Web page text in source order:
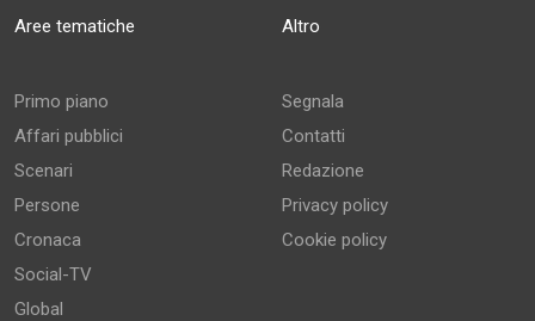
Aree tematiche
Primo piano
Affari pubblici
Scenari
Persone
Cronaca
Social-TV
Global
Altro
Segnala
Contatti
Redazione
Privacy policy
Cookie policy